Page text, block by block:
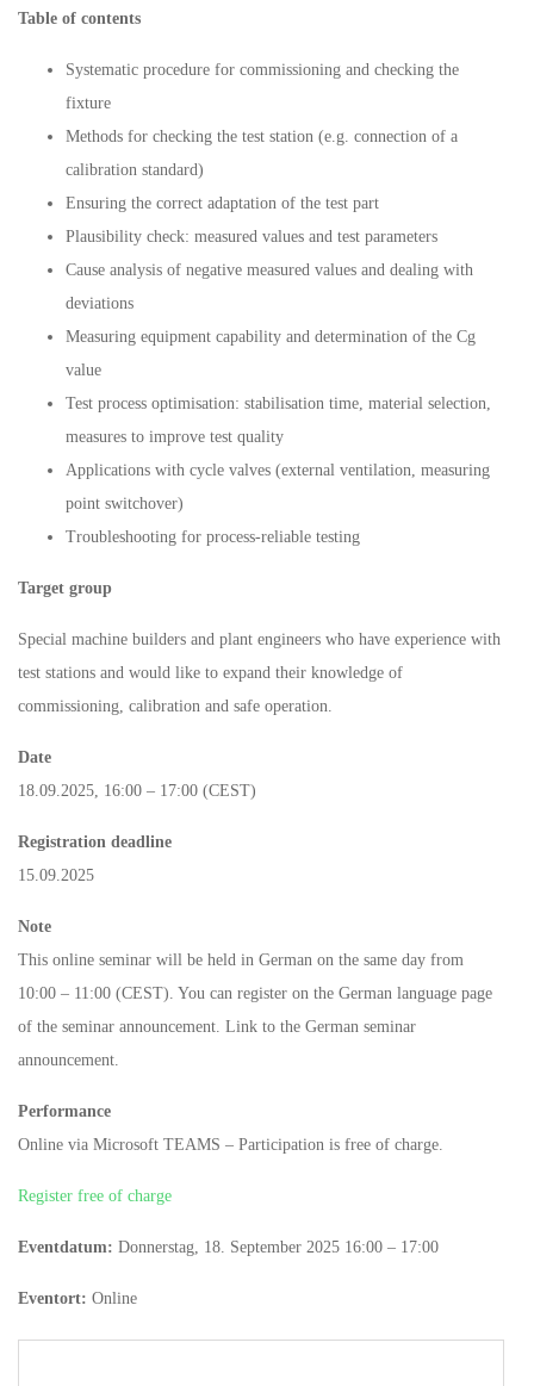
Table of contents
Systematic procedure for commissioning and checking the
fixture
Methods for checking the test station (e.g. connection of a
calibration standard)
Ensuring the correct adaptation of the test part
Plausibility check: measured values and test parameters
Cause analysis of negative measured values and dealing with
deviations
Measuring equipment capability and determination of the Cg
value
Test process optimisation: stabilisation time, material selection,
measures to improve test quality
Applications with cycle valves (external ventilation, measuring
point switchover)
Troubleshooting for process-reliable testing
Target group
Special machine builders and plant engineers who have experience with
test stations and would like to expand their knowledge of
commissioning, calibration and safe operation.
Date
18.09.2025, 16:00 – 17:00 (CEST)
Registration deadline
15.09.2025
Note
This online seminar will be held in German on the same day from
10:00 – 11:00 (CEST). You can register on the German language page
of the seminar announcement. Link to the German seminar
announcement.
Performance
Online via Microsoft TEAMS – Participation is free of charge.
Register free of charge
Eventdatum: Donnerstag, 18. September 2025 16:00 – 17:00
Eventort: Online